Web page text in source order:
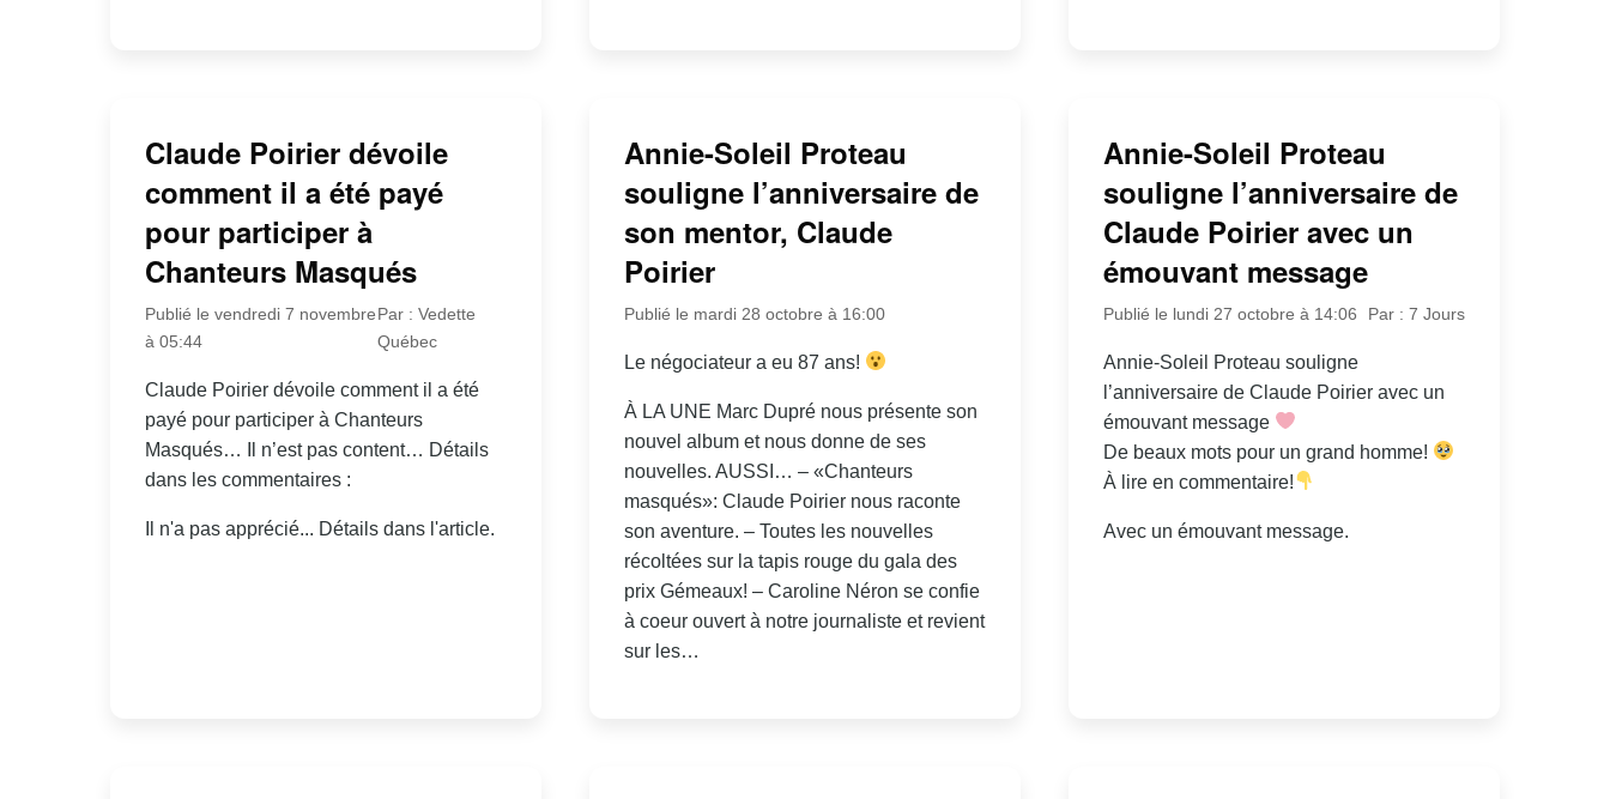
Claude Poirier dévoile
comment il a été payé
pour participer à
Chanteurs Masqués
Publié le vendredi 7 novembre
à 05:44
Par : Vedette
Québec
Claude Poirier dévoile comment il a été
payé pour participer à Chanteurs
Masqués… Il n’est pas content… Détails
dans les commentaires :
Il n'a pas apprécié... Détails dans l'article.
Annie-Soleil Proteau
souligne l’anniversaire de
son mentor, Claude
Poirier
Publié le mardi 28 octobre à 16:00
Le négociateur a eu 87 ans!
À LA UNE Marc Dupré nous présente son
nouvel album et nous donne de ses
nouvelles. AUSSI… – «Chanteurs
masqués»: Claude Poirier nous raconte
son aventure. – Toutes les nouvelles
récoltées sur la tapis rouge du gala des
prix Gémeaux! – Caroline Néron se confie
à coeur ouvert à notre journaliste et revient
sur les…
Annie-Soleil Proteau
souligne l’anniversaire de
Claude Poirier avec un
émouvant message
Publié le lundi 27 octobre à 14:06 Par : 7 Jours
Annie-Soleil Proteau souligne
l’anniversaire de Claude Poirier avec un
émouvant message
De beaux mots pour un grand homme!
À lire en commentaire!
Avec un émouvant message.